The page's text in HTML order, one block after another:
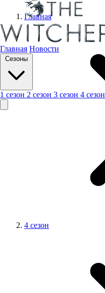
Главная Новости
Сезоны
1 сезон 2 сезон 3 сезон 4 сезон
Главная
4 сезон